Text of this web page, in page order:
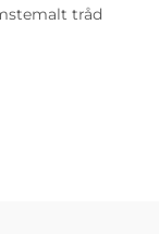
tråd